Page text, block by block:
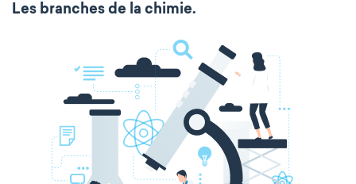
Les branches de la chimie.